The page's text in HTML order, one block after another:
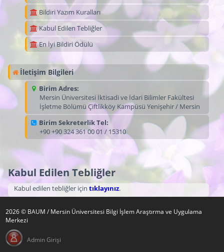
Bildiri Yazım Kuralları
Kabul Edilen Tebliğler
En İyi Bildiri Ödülü
İletişim Bilgileri
Birim Adres:
Mersin Üniversitesi İktisadi ve İdari Bilimler Fakültesi
İşletme Bölümü Çiftlikköy Kampüsü Yenişehir / Mersin
Birim Sekreterlik Tel:
+90 +90 324 361 00 01 / 15310
Kabul Edilen Tebliğler
Kabul edilen tebliğler için tıklayınız.
2026 © BAUM / Mersin Üniversitesi Bilgi İşlem Araştırma ve Uygulama
Merkezi
Admin Girişi